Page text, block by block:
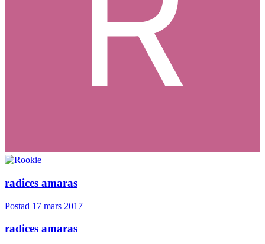
radices amaras
Postad 17 mars 2017
radices amaras